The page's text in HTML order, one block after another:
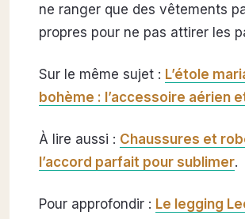
ne ranger que des vêtements
propres pour ne pas attirer les
Sur le même sujet : L’étole
bohème : l’accessoire aérien
À lire aussi : Chaussures et
l’accord parfait pour sublimer.
Pour approfondir : Le legging